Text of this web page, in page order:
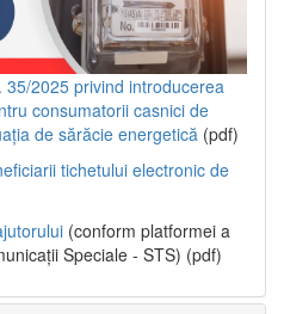
2025 privind introducerea
consumatorii casnici de
de sărăcie energetică (pdf)
tichetului electronic de
(conform platformei a
Speciale - STS) (pdf)